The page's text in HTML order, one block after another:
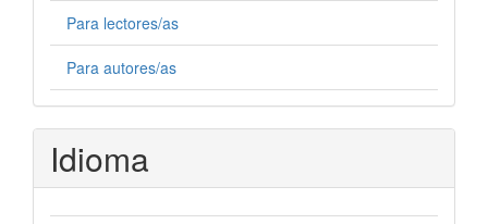
Para lectores/as
Para autores/as
Idioma